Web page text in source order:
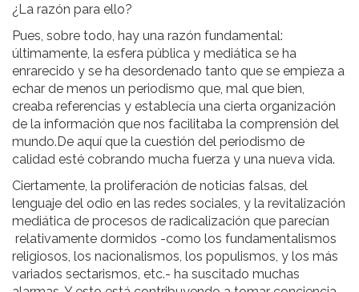
¿La razón para ello?
Pues, sobre todo, hay una razón fundamental:
últimamente, la esfera pública y mediática se ha
enrarecido y se ha desordenado tanto que se empieza a
echar de menos un periodismo que, mal que bien,
creaba referencias y establecía una cierta organización
de la información que nos facilitaba la comprensión del
mundo.De aquí que la cuestión del periodismo de
calidad esté cobrando mucha fuerza y una nueva vida.
Ciertamente, la proliferación de noticias falsas, del
lenguaje del odio en las redes sociales, y la revitalización
mediática de procesos de radicalización que parecían
relativamente dormidos -como los fundamentalismos
religiosos, los nacionalismos, los populismos, y los más
variados sectarismos, etc.- ha suscitado muchas